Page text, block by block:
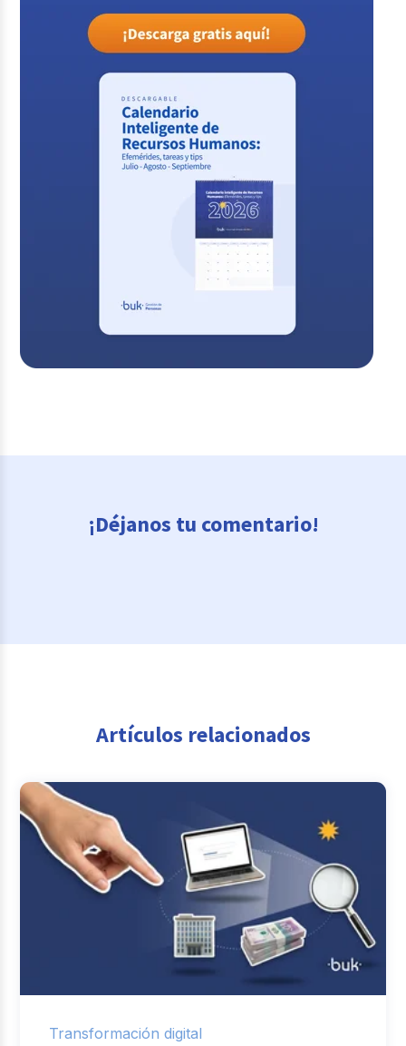
¡Déjanos tu comentario!
Artículos relacionados
Transformación digital